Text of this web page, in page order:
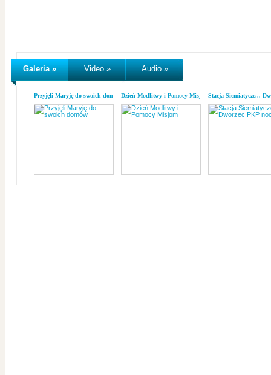
Galeria » Video » Audio »
Przyjęli Maryję do swoich domówDzień Modlitwy i Pomocy MisjomStacja Siemiatycze...